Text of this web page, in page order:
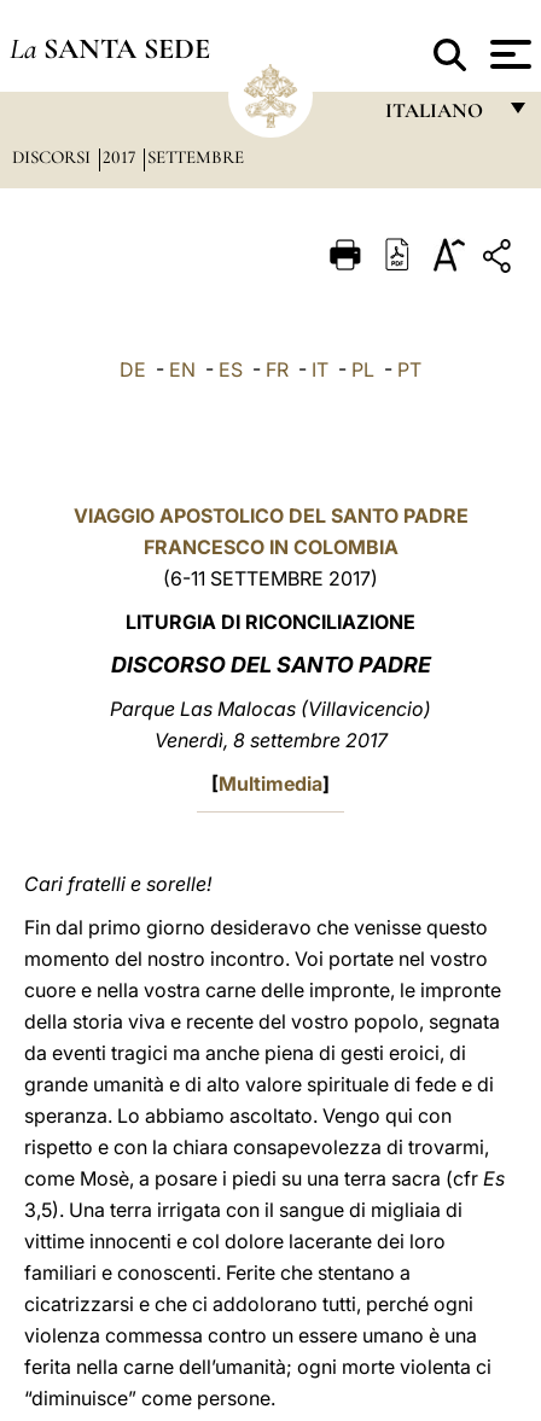
La SANTA SEDE
ITALIANO
ITALIANO
中文
DISCORSI 2017 SETTEMBRE
DE - EN - ES - FR - IT - PL - PT
VIAGGIO APOSTOLICO DEL SANTO PADRE
FRANCESCO IN COLOMBIA
(6-11 SETTEMBRE 2017)
LITURGIA DI RICONCILIAZIONE
DISCORSODEL SANTO PADRE
Parque Las Malocas (Villavicencio)
Venerdì, 8 settembre 2017
[Multimedia]
Cari fratelli e sorelle!
Fin dal primo giorno desideravo che venisse questo
momento del nostro incontro. Voi portate nel vostro
cuore e nella vostra carne delle impronte, le impronte
della storia viva e recente del vostro popolo, segnata
da eventi tragici ma anche piena di gesti eroici, di
grande umanità e di alto valore spirituale di fede e di
speranza. Lo abbiamo ascoltato. Vengo qui con
rispetto e con la chiara consapevolezza di trovarmi,
come Mosè, a posare i piedi su una terra sacra (cfr Es
3,5). Una terra irrigata con il sangue di migliaia di
vittime innocenti e col dolore lacerante dei loro
familiari e conoscenti. Ferite che stentano a
cicatrizzarsi e che ci addolorano tutti, perché ogni
violenza commessa contro un essere umano è una
ferita nella carne dell’umanità; ogni morte violenta ci
“diminuisce” come persone.